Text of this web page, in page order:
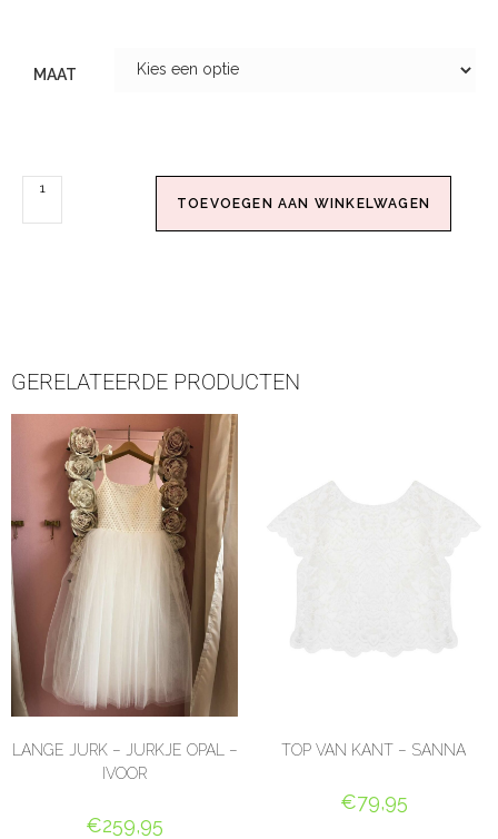
MAAT
TOEVOEGEN AAN WINKELWAGEN
GERELATEERDE PRODUCTEN
LANGE JURK – JURKJE OPAL –
IVOOR
€259,95
TOP VAN KANT – SANNA
€79,95